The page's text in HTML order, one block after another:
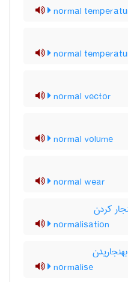
normal
normal
normal vector
normal volume
normal wear
کردن
normalisation
normalise